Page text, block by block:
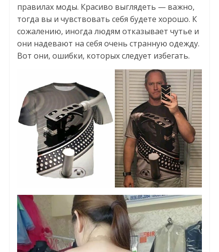
правилах моды. Красиво выглядеть — важно,
тогда вы и чувствовать себя будете хорошо. К
сожалению, иногда людям отказывает чутье и
они надевают на себя очень странную одежду.
Вот они, ошибки, которых следует избегать.